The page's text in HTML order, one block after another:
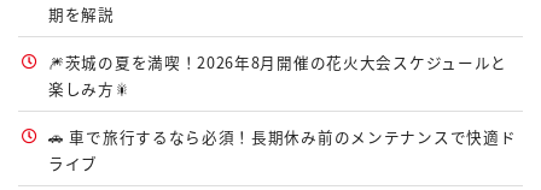
期を解説
🎆茨城の夏を満喫！2026年8月開催の花火大会スケジュールと
楽しみ方🎇
🚗 車で旅行するなら必須！長期休み前のメンテナンスで快適ド
ライブ